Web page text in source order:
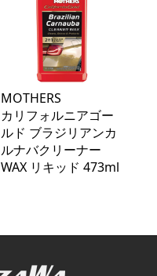
MOTHERS
カリフォルニアゴー
ルド ブラジリアンカ
ルナバクリーナー
WAX リキッド 473ml